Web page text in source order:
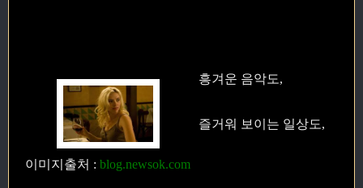
이미지출처 : blog.newsok.com
흥겨운 음악도,
즐거워 보이는 일상도,